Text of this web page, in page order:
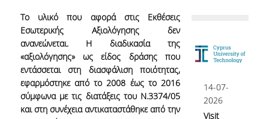
Quality Policy
Internal Evaluation
Το υλικό που αφορά στις Εκθέσεις
Εσωτερικής Αξιολόγησης δεν
ανανεώνεται. Η διαδικασία της
«αξιολόγησης» ως είδος δράσης που
εντάσσεται στη διασφάλιση ποιότητας,
εφαρμόστηκε από το 2008 έως το 2016
σύμφωνα με τις διατάξεις του Ν.3374/05
και στη συνέχεια αντικαταστάθηκε από την
14-07-
2026
Visit